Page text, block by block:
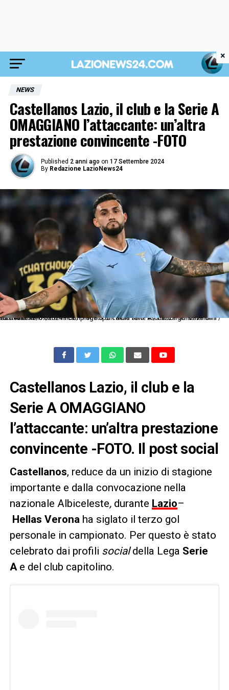
NEWS
Castellanos Lazio, il club e la Serie A
OMAGGIANO l’attaccante: un’altra
prestazione convincente -FOTO
Published 2 anni ago on 17 Settembre 2024
By Redazione LazioNews24
As Roma 16/09/2024 - campionato di calcio serie A / Lazio-Hellas Verona / foto Antonello Sammarco/Image Sport nella foto: esultanza gol Valentin Castellanos
Castellanos Lazio, il club e la
Serie A OMAGGIANO
l’attaccante: un’altra prestazione
convincente -FOTO. Il post social
Castellanos, reduce da un inizio di stagione
importante e dalla convocazione nella
nazionale Albiceleste, durante Lazio–
Hellas Veronaha siglato il terzo gol
personale in campionato. Per questo è stato
celebrato dai profili socialdella Lega Serie
Ae del club capitolino.
×